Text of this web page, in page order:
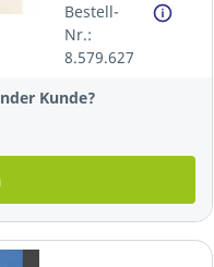
Packung à 100
Stück
Bestell-
Nr.:
8.579.627
Kunde?